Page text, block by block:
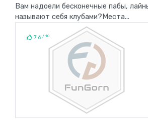
Вам надоели бесконечные пабы,
называют себя клубами?Места...
7.6 / 10